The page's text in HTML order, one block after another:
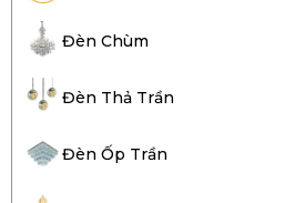
Đèn Chùm
Đèn Thả Trần
Đèn Ốp Trần